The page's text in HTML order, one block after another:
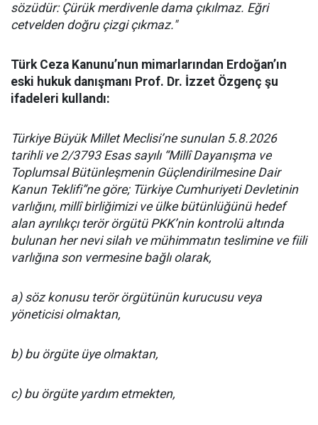
sözüdür: Çürük merdivenle dama çıkılmaz. Eğri
cetvelden doğru çizgi çıkmaz."
Türk Ceza Kanunu’nun mimarlarından Erdoğan’ın
eski hukuk danışmanı Prof. Dr. İzzet Özgenç şu
ifadeleri kullandı:
Türkiye Büyük Millet Meclisi’ne sunulan 5.8.2026
tarihli ve 2/3793 Esas sayılı “Millî Dayanışma ve
Toplumsal Bütünleşmenin Güçlendirilmesine Dair
Kanun Teklifi”ne göre; Türkiye Cumhuriyeti Devletinin
varlığını, millî birliğimizi ve ülke bütünlüğünü hedef
alan ayrılıkçı terör örgütü PKK’nin kontrolü altında
bulunan her nevi silah ve mühimmatın teslimine ve fiili
varlığına son vermesine bağlı olarak,
a) söz konusu terör örgütünün kurucusu veya
yöneticisi olmaktan,
b) bu örgüte üye olmaktan,
c) bu örgüte yardım etmekten,